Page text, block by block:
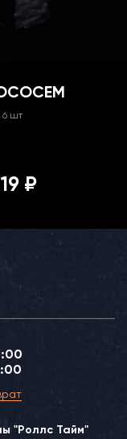
6 шт
₽
"Роллс Тайм"